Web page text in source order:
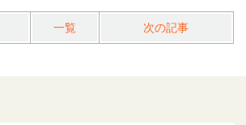
一覧 次の記事